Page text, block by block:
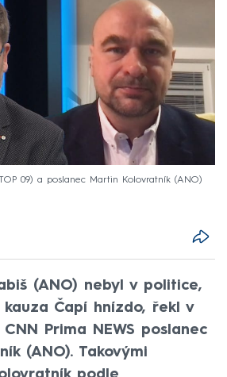
09) a poslanec Martin Kolovratník (ANO)
(ANO) nebyl v politice,
kauza Čapí hnízdo, řekl v
Prima NEWS poslanec
(ANO). Takovými